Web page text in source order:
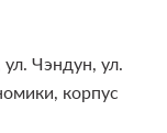
Чэндун, ул.
корпус